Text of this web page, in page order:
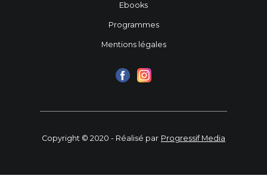
Ebooks
Programmes
Mentions légales
Copyright © 2020 - Réalisé par Progressif Media